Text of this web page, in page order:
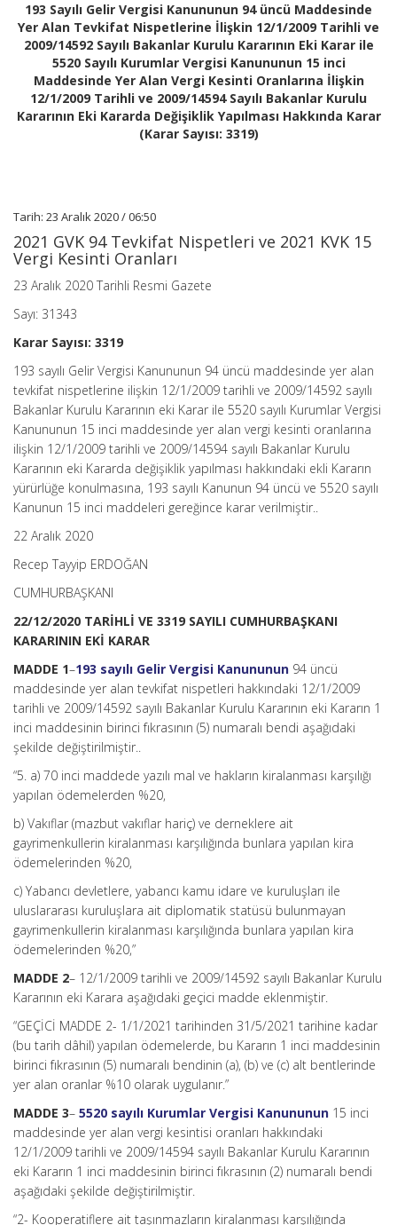
5520
Sayılı
Kurumlar
Vergisi
Kanununun
15
inci
Maddesinde
İlişkin
Tarihli
ve
Sayılı
Kurulu
Eki
Kararda
Değişiklik
Yapılması
Hakkında
Karar
(Karar
Sayısı:
3319)
için
193 Sayılı Gelir Vergisi Kanununun 94 üncü Maddesinde
Yer Alan Tevkifat Nispetlerine İlişkin 12/1/2009 Tarihli ve
2009/14592 Sayılı Bakanlar Kurulu Kararının Eki Karar ile
5520 Sayılı Kurumlar Vergisi Kanununun 15 inci
Maddesinde Yer Alan Vergi Kesinti Oranlarına İlişkin
12/1/2009 Tarihli ve 2009/14594 Sayılı Bakanlar Kurulu
Kararının Eki Kararda Değişiklik Yapılması Hakkında Karar
(Karar Sayısı: 3319)
Tarih: 23 Aralık 2020 / 06:50
2021 GVK 94 Tevkifat Nispetleri ve 2021 KVK 15
Vergi Kesinti Oranları
23 Aralık 2020 Tarihli Resmi Gazete
Sayı: 31343
Karar Sayısı: 3319
193 sayılı Gelir Vergisi Kanununun 94 üncü maddesinde yer alan
tevkifat nispetlerine ilişkin 12/1/2009 tarihli ve 2009/14592 sayılı
Bakanlar Kurulu Kararının eki Karar ile 5520 sayılı Kurumlar Vergisi
Kanununun 15 inci maddesinde yer alan vergi kesinti oranlarına
ilişkin 12/1/2009 tarihli ve 2009/14594 sayılı Bakanlar Kurulu
Kararının eki Kararda değişiklik yapılması hakkındaki ekli Kararın
yürürlüğe konulmasına, 193 sayılı Kanunun 94 üncü ve 5520 sayılı
Kanunun 15 inci maddeleri gereğince karar verilmiştir..
22 Aralık 2020
Recep Tayyip ERDOĞAN
CUMHURBAŞKANI
22/12/2020 TARİHLİ VE 3319 SAYILI CUMHURBAŞKANI
KARARININ EKİ KARAR
MADDE 1–193 sayılı Gelir Vergisi Kanununun 94 üncü
maddesinde yer alan tevkifat nispetleri hakkındaki 12/1/2009
tarihli ve 2009/14592 sayılı Bakanlar Kurulu Kararının eki Kararın 1
inci maddesinin birinci fıkrasının (5) numaralı bendi aşağıdaki
şekilde değiştirilmiştir..
“5. a) 70 inci maddede yazılı mal ve hakların kiralanması karşılığı
yapılan ödemelerden %20,
b) Vakıflar (mazbut vakıflar hariç) ve derneklere ait
gayrimenkullerin kiralanması karşılığında bunlara yapılan kira
ödemelerinden %20,
c) Yabancı devletlere, yabancı kamu idare ve kuruluşları ile
uluslararası kuruluşlara ait diplomatik statüsü bulunmayan
gayrimenkullerin kiralanması karşılığında bunlara yapılan kira
ödemelerinden %20,”
MADDE 2– 12/1/2009 tarihli ve 2009/14592 sayılı Bakanlar Kurulu
Kararının eki Karara aşağıdaki geçici madde eklenmiştir.
“GEÇİCİ MADDE 2- 1/1/2021 tarihinden 31/5/2021 tarihine kadar
(bu tarih dâhil) yapılan ödemelerde, bu Kararın 1 inci maddesinin
birinci fıkrasının (5) numaralı bendinin (a), (b) ve (c) alt bentlerinde
yer alan oranlar %10 olarak uygulanır.”
MADDE 3– 5520 sayılı Kurumlar Vergisi Kanununun 15 inci
maddesinde yer alan vergi kesintisi oranları hakkındaki
12/1/2009 tarihli ve 2009/14594 sayılı Bakanlar Kurulu Kararının
eki Kararın 1 inci maddesinin birinci fıkrasının (2) numaralı bendi
aşağıdaki şekilde değiştirilmiştir.
“2- Kooperatiflere ait taşınmazların kiralanması karşılığında